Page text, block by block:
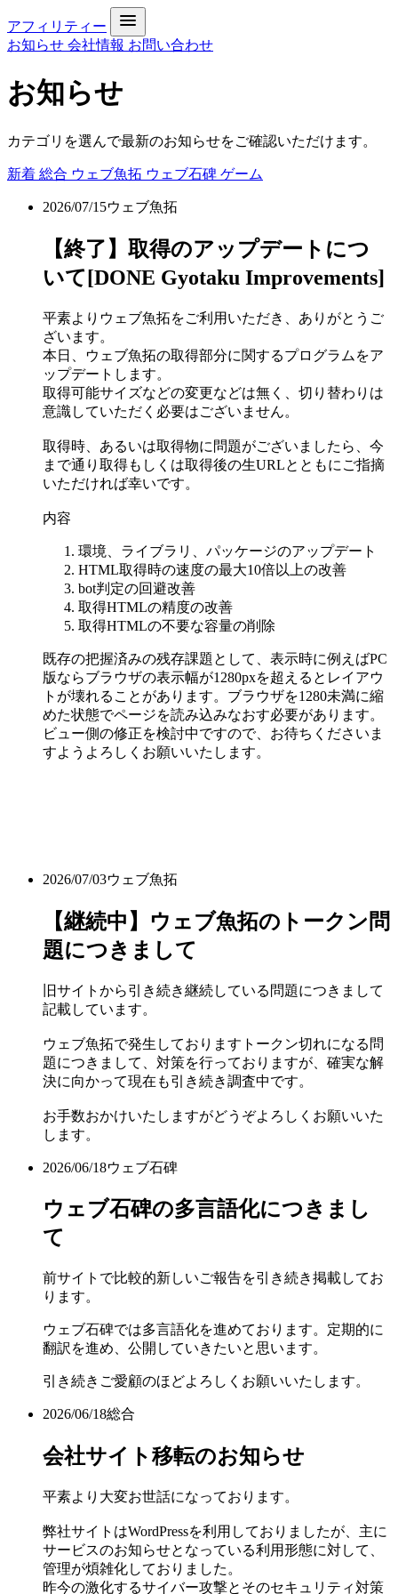
アフィリティー
お知らせ 会社情報 お問い合わせ
お知らせ
カテゴリを選んで最新のお知らせをご確認いただけます。
新着 総合 ウェブ魚拓 ウェブ石碑 ゲーム
2026/07/15ウェブ魚拓
【終了】取得のアップデートにつ
いて[DONE Gyotaku Improvements]
平素よりウェブ魚拓をご利用いただき、ありがとうご
ざいます。
本日、ウェブ魚拓の取得部分に関するプログラムをア
ップデートします。
取得可能サイズなどの変更などは無く、切り替わりは
意識していただく必要はございません。
取得時、あるいは取得物に問題がございましたら、今
まで通り取得もしくは取得後の生URLとともにご指摘
いただければ幸いです。
内容
環境、ライブラリ、パッケージのアップデート
HTML取得時の速度の最大10倍以上の改善
bot判定の回避改善
取得HTMLの精度の改善
取得HTMLの不要な容量の削除
既存の把握済みの残存課題として、表示時に例えばPC
版ならブラウザの表示幅が1280pxを超えるとレイアウ
トが壊れることがあります。ブラウザを1280未満に縮
めた状態でページを読み込みなおす必要があります。
ビュー側の修正を検討中ですので、お待ちくださいま
すようよろしくお願いいたします。
2026/07/03ウェブ魚拓
【継続中】ウェブ魚拓のトークン問
題につきまして
旧サイトから引き続き継続している問題につきまして
記載しています。
ウェブ魚拓で発生しておりますトークン切れになる問
題につきまして、対策を行っておりますが、確実な解
決に向かって現在も引き続き調査中です。
お手数おかけいたしますがどうぞよろしくお願いいた
します。
2026/06/18ウェブ石碑
ウェブ石碑の多言語化につきまし
て
前サイトで比較的新しいご報告を引き続き掲載してお
ります。
ウェブ石碑では多言語化を進めております。定期的に
翻訳を進め、公開していきたいと思います。
引き続きご愛顧のほどよろしくお願いいたします。
2026/06/18総合
会社サイト移転のお知らせ
平素より大変お世話になっております。
弊社サイトはWordPressを利用しておりましたが、主に
サービスのお知らせとなっている利用形態に対して、
管理が煩雑化しておりました。
昨今の激化するサイバー攻撃とそのセキュリティ対策